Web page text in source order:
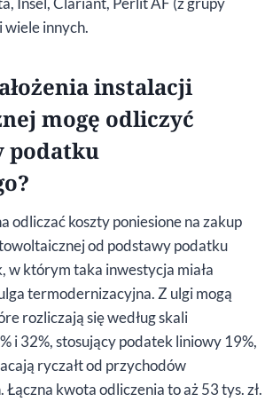
wiele innych.
instalacji
mogę odliczyć
podatku
odliczać koszty poniesione na zakup
od podstawy podatku
w którym taka inwestycja miała
termodernizacyjna. Z ulgi mogą
rozliczają się według skali
i 32%, stosujący podatek liniowy 19%,
ryczałt od przychodów
kwota odliczenia to aż 53 tys. zł.